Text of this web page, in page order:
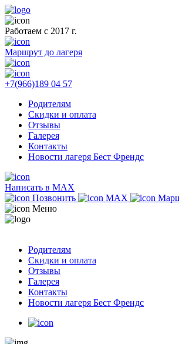
Работаем с 2017 г.
Маршрут до лагеря
+7(966)189 04 57
Родителям
Скидки и оплата
Отзывы
Галерея
Контакты
Новости лагеря Бест Френдс
Написать в MAX
Позвонить
MAX
Меню
Родителям
Скидки и оплата
Отзывы
Галерея
Контакты
Новости лагеря Бест Френдс